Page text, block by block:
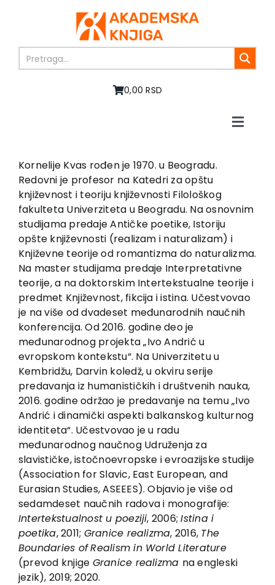
0,00 RSD
Toggle
About us
Books
In preparation
Sale
Authors
News
EU PROJECTS
Contact
Kornelije Kvas rođen je 1970. u Beogradu.
Redovni je profesor na Katedri za opštu
književnost i teoriju književnosti Filološkog
fakulteta Univerziteta u Beogradu. Na osnovnim
studijama predaje Antičke poetike, Istoriju
opšte književnosti (realizam i naturalizam) i
Književne teorije od romantizma do naturalizma.
Na master studijama predaje Interpretativne
teorije, a na doktorskim Intertekstualne teorije i
predmet Književnost, fikcija i istina. Učestvovao
je na više od dvadeset međunarodnih naučnih
konferencija. Od 2016. godine deo je
međunarodnog projekta „Ivo Andrić u
evropskom kontekstu“. Na Univerzitetu u
Kembridžu, Darvin koledž, u okviru serije
predavanja iz humanističkih i društvenih nauka,
2016. godine održao je predavanje na temu „Ivo
Andrić i dinamički aspekti balkanskog kulturnog
identiteta“. Učestvovao je u radu
međunarodnog naučnog Udruženja za
slavističke, istočnoevropske i evroazijske studije
(Association for Slavic, East European, and
Eurasian Studies, ASEEES). Objavio je više od
sedamdeset naučnih radova i monografije:
Intertekstualnost u poeziji, 2006;Istina i
poetika, 2011; Granice realizma, 2016, The
Boundaries ofRealism in World Literature
(prevod knjige Granice realizma na engleski
jezik), 2019; 2020.